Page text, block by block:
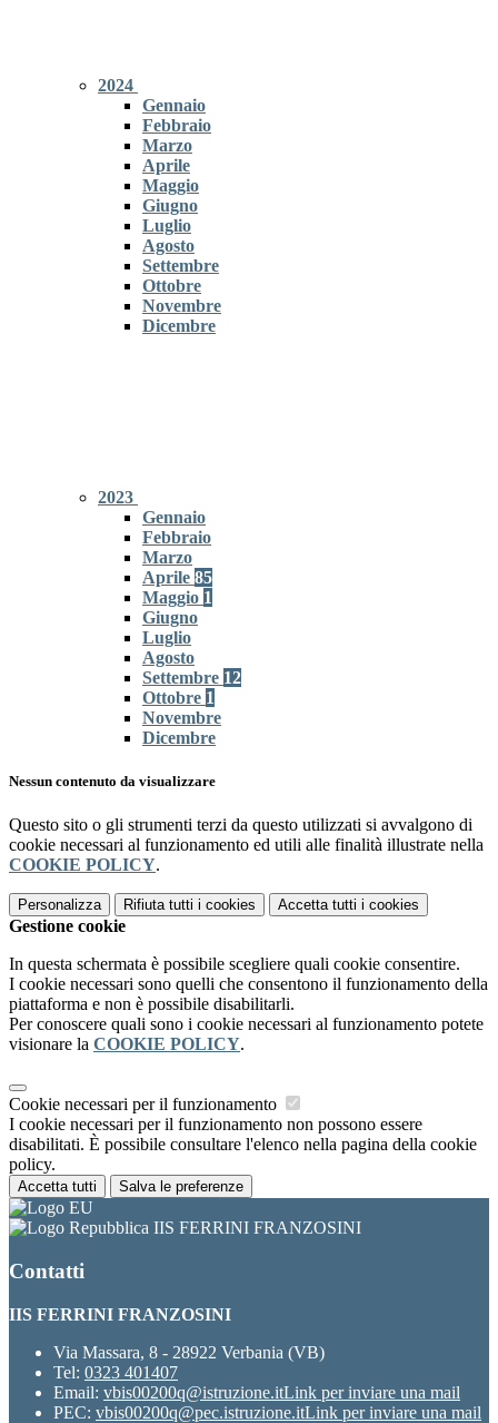
2024
Gennaio
Febbraio
Marzo
Aprile
Maggio
Giugno
Luglio
Agosto
Settembre
Ottobre
Novembre
Dicembre
2023
Gennaio
Febbraio
Marzo
Aprile 85
Maggio 1
Giugno
Luglio
Agosto
Settembre 12
Ottobre 1
Novembre
Dicembre
Nessun contenuto da visualizzare
Questo sito o gli strumenti terzi da questo utilizzati si avvalgono di
cookie necessari al funzionamento ed utili alle finalità illustrate nella
COOKIE POLICY.
Personalizza Rifiuta tutti i cookies Accetta tutti i cookies
Gestione cookie
In questa schermata è possibile scegliere quali cookie consentire.
I cookie necessari sono quelli che consentono il funzionamento della
piattaforma e non è possibile disabilitarli.
Per conoscere quali sono i cookie necessari al funzionamento potete
visionare la COOKIE POLICY.
Cookie necessari per il funzionamento
I cookie necessari per il funzionamento non possono essere
disabilitati. È possibile consultare l'elenco nella pagina della cookie
policy.
Accetta tutti Salva le preferenze
IIS FERRINI FRANZOSINI
Contatti
IIS FERRINI FRANZOSINI
Via Massara, 8 - 28922 Verbania (VB)
Tel: 0323 401407
Email: vbis00200q@istruzione.itLink per inviare una mail
PEC: vbis00200q@pec.istruzione.itLink per inviare una mail